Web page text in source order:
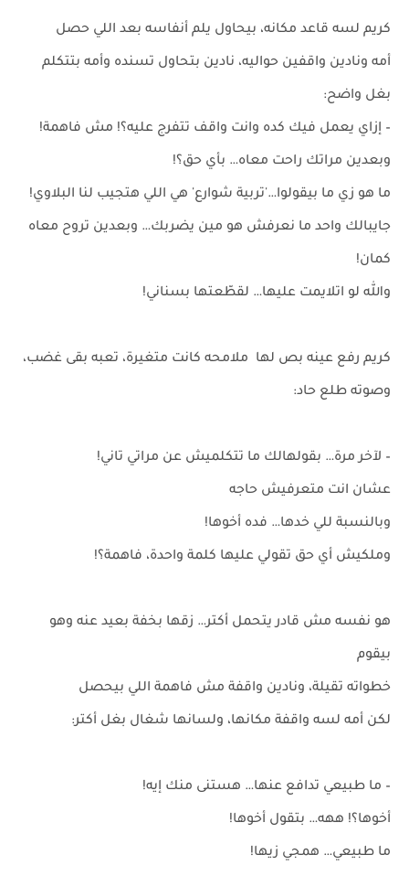
كريم لسه قاعد مكانه، بيحاول يلم أنفاسه بعد اللي حصل
أمه ونادين واقفين حواليه، نادين بتحاول تسنده وأمه بتتكلم
بغل واضح:
– إزاي يعمل فيك كده وانت واقف تتفرج عليه؟! مش فاهمة!
وبعدين مراتك راحت معاه… بأي حق؟!
ما هو زي ما بيقولوا…'تربية شوارع' هي اللي هتجيب لنا البلاوي!
جايبالك واحد ما نعرفش هو مين يضربك… وبعدين تروح معاه
كمان!
والله لو اتلايمت عليها… لقطّعتها بسناني!
كريم رفع عينه بص لها ملامحه كانت متغيرة، تعبه بقى غضب،
وصوته طلع حاد:
– لآخر مرة… بقولهالك ما تتكلميش عن مراتي تاني!
عشان انت متعرفيش حاجه
وبالنسبة للي خدها… فده أخوها!
وملكيش أي حق تقولي عليها كلمة واحدة، فاهمة؟!
هو نفسه مش قادر يتحمل أكتر… زقها بخفة بعيد عنه وهو
بيقوم
خطواته تقيلة، ونادين واقفة مش فاهمة اللي بيحصل
لكن أمه لسه واقفة مكانها، ولسانها شغال بغل أكتر:
– ما طبيعي تدافع عنها… هستنى منك إيه!
أخوها؟! ههه… بتقول أخوها!
ما طبيعي… همجي زيها!